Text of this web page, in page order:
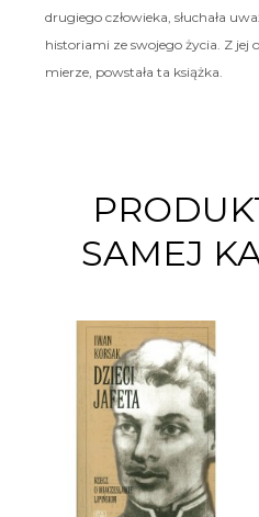
drugiego człowieka, słuchała
historiami ze swojego życia. Z jej
mierze, powstała ta książka.
SAMEJ